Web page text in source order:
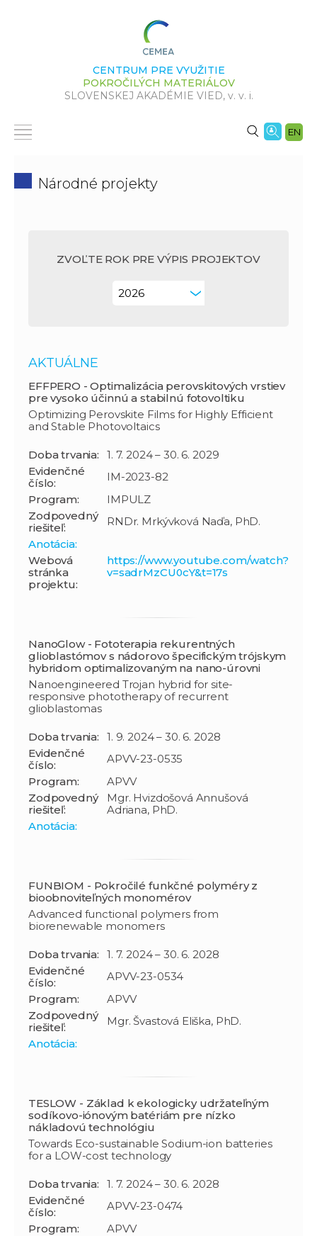
CENTRUM PRE VYUŽITIE
POKROČILÝCH MATERIÁLOV
SLOVENSKEJ AKADÉMIE VIED, v. v. i.
EN
Národné projekty
ZVOĽTE ROK PRE VÝPIS PROJEKTOV
AKTUÁLNE
EFFPERO - Optimalizácia perovskitových vrstiev
pre vysoko účinnú a stabilnú fotovoltiku
Optimizing Perovskite Films for Highly Efficient
and Stable Photovoltaics
Doba trvania:
1. 7. 2024 – 30. 6. 2029
Evidenčné
číslo:
IM-2023-82
Program:
IMPULZ
Zodpovedný
riešiteľ:
RNDr. Mrkývková Naďa, PhD.
Anotácia:
Webová
stránka
projektu:
https://www.youtube.com/watch?
v=sadrMzCU0cY&t=17s
NanoGlow - Fototerapia rekurentných
glioblastómov s nádorovo špecifickým trójskym
hybridom optimalizovaným na nano-úrovni
Nanoengineered Trojan hybrid for site-
responsive phototherapy of recurrent
glioblastomas
Doba trvania:
1. 9. 2024 – 30. 6. 2028
Evidenčné
číslo:
APVV-23-0535
Program:
APVV
Zodpovedný
riešiteľ:
Mgr. Hvizdošová Annušová
Adriana, PhD.
Anotácia:
FUNBIOM - Pokročilé funkčné polyméry z
bioobnoviteľných monomérov
Advanced functional polymers from
biorenewable monomers
Doba trvania:
1. 7. 2024 – 30. 6. 2028
Evidenčné
číslo:
APVV-23-0534
Program:
APVV
Zodpovedný
riešiteľ:
Mgr. Švastová Eliška, PhD.
Anotácia:
TESLOW - Základ k ekologicky udržateľným
sodíkovo-iónovým batériám pre nízko
nákladovú technológiu
Towards Eco-sustainable Sodium-ion batteries
for a LOW-cost technology
Doba trvania:
1. 7. 2024 – 30. 6. 2028
Evidenčné
číslo:
APVV-23-0474
Program:
APVV